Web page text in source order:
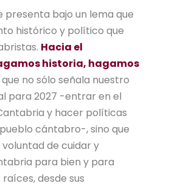
presenta bajo un lema que
histórico y político que
Hacia el
historia, hagamos
no sólo señala nuestro
para 2027 -entrar en el
y hacer políticas
cántabro-, sino que
de cuidar y
para bien y para
desde sus